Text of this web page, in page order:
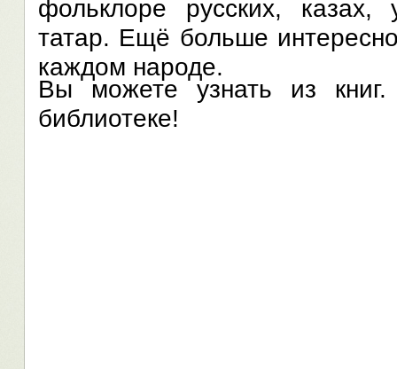
фольклоре русских,
татар. Ещё больше
каждом народе.
Вы можете узнать из
библиотеке!